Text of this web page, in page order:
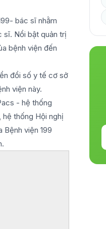
bác sĩ nhằm
sĩ. Nổi bật quản trị
bệnh viện đến
đổi số y tế cơ sở
viện này.
- hệ thống
hệ thống Hội nghị
Bệnh viện 199